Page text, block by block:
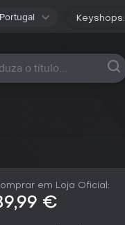
Portugal Keyshops:
as plataformas
em Loja Oficial:
€